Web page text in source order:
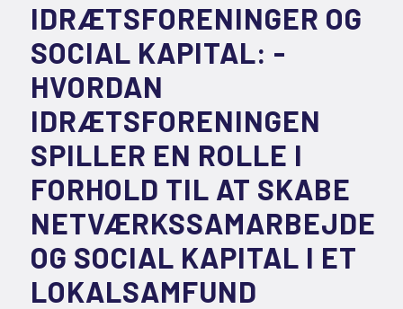
IDRÆTSFORENINGER OG
SOCIAL KAPITAL: -
HVORDAN
IDRÆTSFORENINGEN
SPILLER EN ROLLE I
FORHOLD TIL AT SKABE
NETVÆRKSSAMARBEJDE
OG SOCIAL KAPITAL I ET
LOKALSAMFUND